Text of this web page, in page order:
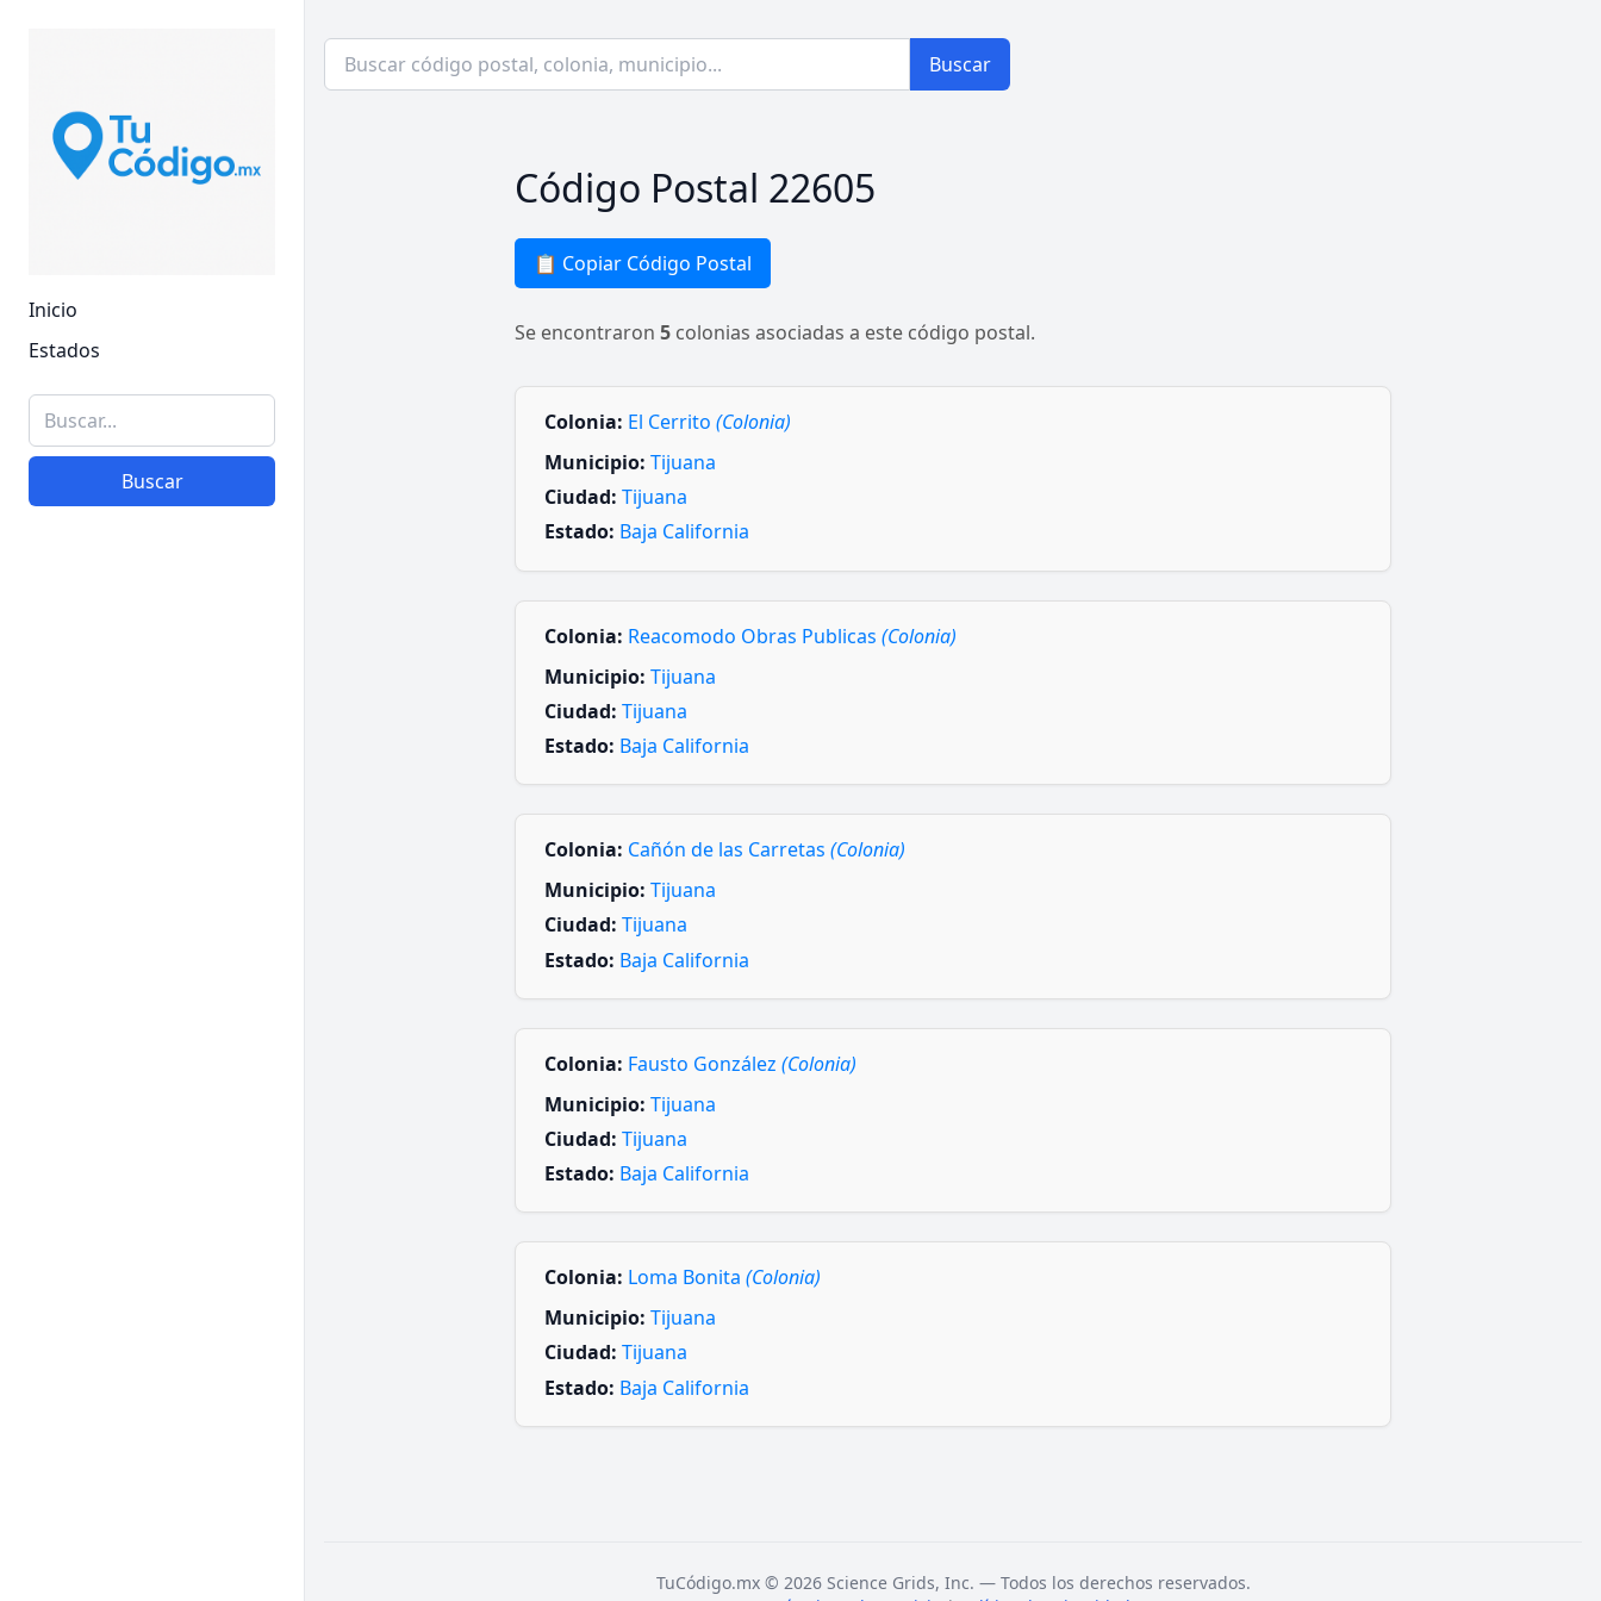
Inicio
Estados
Buscar
Buscar
Código Postal 22605
📋 Copiar Código Postal
Se encontraron 5 colonias asociadas a este código postal.
Colonia: El Cerrito (Colonia)
Municipio: Tijuana
Ciudad: Tijuana
Estado: Baja California
Colonia: Reacomodo Obras Publicas (Colonia)
Municipio: Tijuana
Ciudad: Tijuana
Estado: Baja California
Colonia: Cañón de las Carretas (Colonia)
Municipio: Tijuana
Ciudad: Tijuana
Estado: Baja California
Colonia: Fausto González (Colonia)
Municipio: Tijuana
Ciudad: Tijuana
Estado: Baja California
Colonia: Loma Bonita (Colonia)
Municipio: Tijuana
Ciudad: Tijuana
Estado: Baja California
TuCódigo.mx © 2026 Science Grids, Inc. — Todos los derechos reservados.